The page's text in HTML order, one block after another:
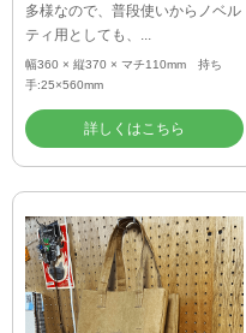
多様なので、普段使いからノベル
ティ用としても、...
幅360 × 縦370 × マチ110mm 持ち
手:25×560mm
詳しくはこちら